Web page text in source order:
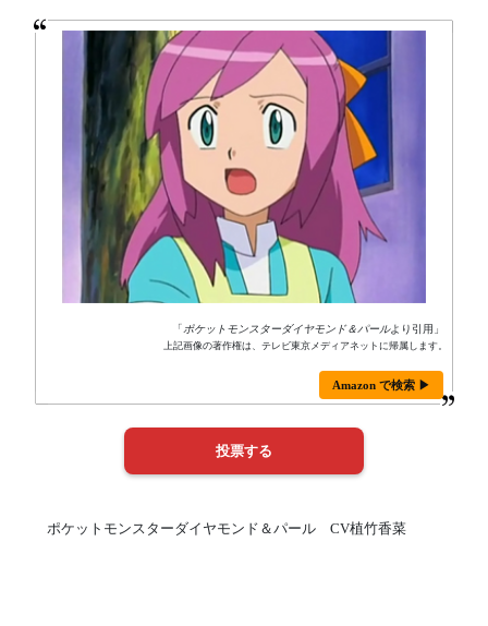
「ポケットモンスターダイヤモンド＆パールより引用」
上記画像の著作権は、テレビ東京メディアネットに帰属します。
Amazon で検索 ▶
ポケットモンスターダイヤモンド＆パール CV植竹香菜